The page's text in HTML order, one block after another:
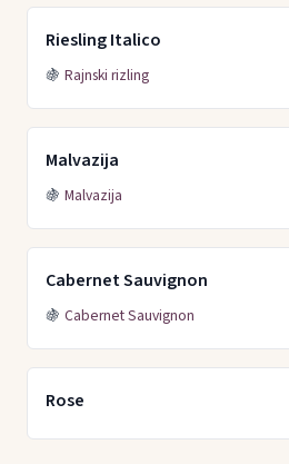
Riesling Italico
🍇 Rajnski rizling
Malvazija
🍇 Malvazija
Cabernet Sauvignon
🍇 Cabernet Sauvignon
Rose